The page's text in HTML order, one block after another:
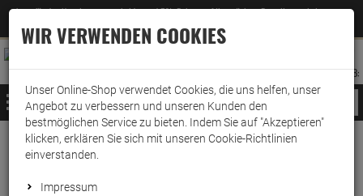
Jetzt für den Newsletter entscheiden und 5% Rabatt auf Ihre nächste Bestellung erhalten
–Zum Newsletter
ANMELDEN
AUFKLAPPEN
MERKZETTEL
WARENKORB:
MENÜ
Weiter einkaufen www.wark24.de KFZ Additive
Armor All STP Diesel Einspritzsystem Reiniger 200…
WIR VERWENDEN COOKIES
Unser Online-Shop verwendet Cookies, die uns helfen, unser
Angebot zu verbessern und unseren Kunden den
bestmöglichen Service zu bieten. Indem Sie auf "Akzeptieren"
klicken, erklären Sie sich mit unseren Cookie-Richtlinien
einverstanden.
Impressum